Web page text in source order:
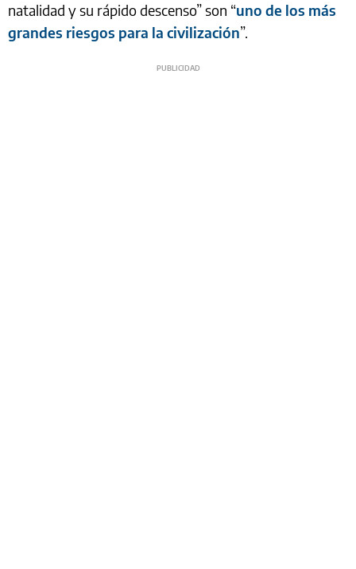
natalidad y su rápido descenso” son “uno de los más
grandes riesgos para la civilización”.